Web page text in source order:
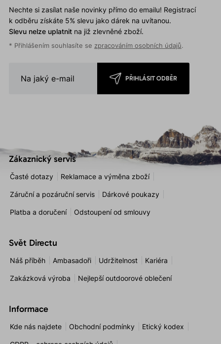
Nechte si zasílat naše novinky přímo do emailu! Registrací
k odběru získáte 5% slevu jako dárek na uvítanou.
Slevu nelze uplatnitna již zlevněné zboží.
* Přihlášením souhlasíte se zpracováním osobních údajů.
PŘIHLÁSIT ODBĚR
Zákaznický servis
Časté dotazy Reklamace a výměna zboží
Záruční a pozáruční servis Dárkové poukazy
Platba a doručení Odstoupení od smlouvy
Svět Directu
Náš příběh Ambasadoři Udržitelnost Kariéra
Zakázková výroba Nejlepší outdoorové oblečení
Informace
Kde nás najdete Obchodní podmínky Etický kodex